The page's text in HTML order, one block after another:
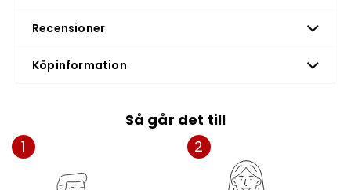
Recensioner
Köpinformation
Så går det till
1
2